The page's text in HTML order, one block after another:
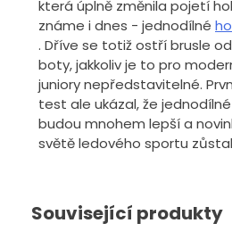
která úplně změnila pojetí
známe i dnes - jednodílné
. Dříve se totiž ostří brusle
boty, jakkoliv je to pro
juniory nepředstavitelné.
test ale ukázal, že
budou mnohem lepší a
světě ledového sportu
Související produkty